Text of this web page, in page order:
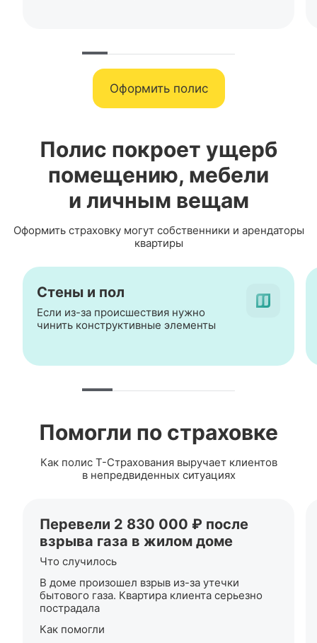
Оформить полис
Полис покроет ущерб
помещению, мебели
и личным вещам
Оформить страховку могут собственники и арендаторы
квартиры
Стены и пол
Если из-за происшествия нужно
чинить конструктивные элементы
Помогли по страховке
Как полис Т-Страхованиявыручает клиентов
в непредвиденных ситуациях
Перевели 2 830 000 ₽ после
взрыва газа в жилом доме
Что случилось
В доме произошел взрыв из-за утечки
бытового газа. Квартира клиента серьезно
пострадала
Как помогли